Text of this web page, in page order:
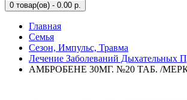
0 товар(ов) - 0.00 р.
Главная
Семья
Сезон, Импульс, Травма
Лечение Заболеваний Дыхательных
АМБРОБЕНЕ 30МГ. №20 ТАБ. /